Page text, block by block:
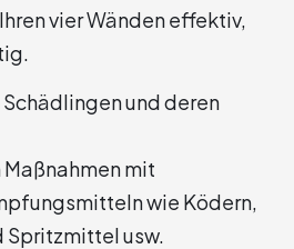
vier Wänden effektiv,
und deren
mit
wie Ködern,
Spritzmittel usw.